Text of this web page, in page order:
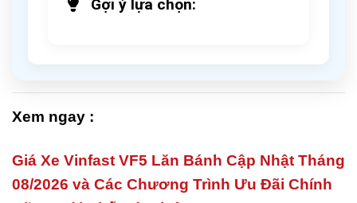
Gợi ý lựa chọn:
Xem ngay :
Giá Xe Vinfast VF5 Lăn Bánh Cập Nhật Tháng
08/2026 và Các Chương Trình Ưu Đãi Chính